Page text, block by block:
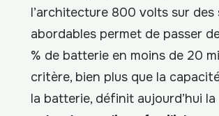
l’architecture 800 volts sur des
abordables permet de passer
% de batterie en moins de 20
critère, bien plus que la
la batterie, définit aujourd’hui la